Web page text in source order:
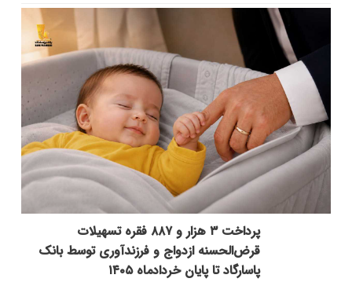
پرداخت ۳ هزار و ۸۸۷ فقره تسهیلات
قرض‌الحسنه ازدواج و فرزندآوری توسط بانک
پاسارگاد تا پایان خردادماه ۱۴۰۵